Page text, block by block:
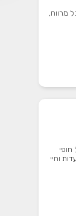
מרווח,
חופי
וחיי